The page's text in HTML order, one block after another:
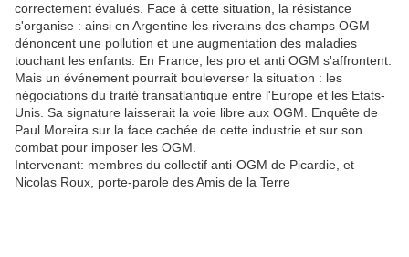
correctement évalués. Face à cette situation, la résistance
s'organise : ainsi en Argentine les riverains des champs OGM
dénoncent une pollution et une augmentation des maladies
touchant les enfants. En France, les pro et anti OGM s'affrontent.
Mais un événement pourrait bouleverser la situation : les
négociations du traité transatlantique entre l'Europe et les Etats-
Unis. Sa signature laisserait la voie libre aux OGM. Enquête de
Paul Moreira sur la face cachée de cette industrie et sur son
combat pour imposer les OGM.
Intervenant: membres du collectif anti-OGM de Picardie, et
Nicolas Roux, porte-parole des Amis de la Terre